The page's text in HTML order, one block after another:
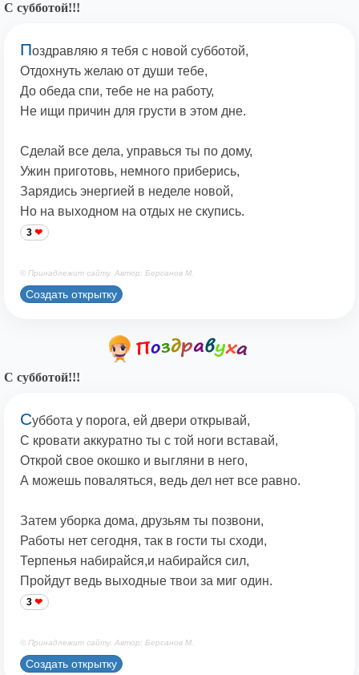
С субботой!!!
Поздравляю я тебя с новой субботой,
Отдохнуть желаю от души тебе,
До обеда спи, тебе не на работу,
Не ищи причин для грусти в этом дне.
Сделай все дела, управься ты по дому,
Ужин приготовь, немного приберись,
Зарядись энергией в неделе новой,
Но на выходном на отдых не скупись.
3
© Принадлежит сайту. Автор: Берсанов М.
Создать открытку
С субботой!!!
Суббота у порога, ей двери открывай,
С кровати аккуратно ты с той ноги вставай,
Открой свое окошко и выгляни в него,
А можешь поваляться, ведь дел нет все равно.
Затем уборка дома, друзьям ты позвони,
Работы нет сегодня, так в гости ты сходи,
Терпенья набирайся,и набирайся сил,
Пройдут ведь выходные твои за миг один.
3
© Принадлежит сайту. Автор: Берсанов М.
Создать открытку